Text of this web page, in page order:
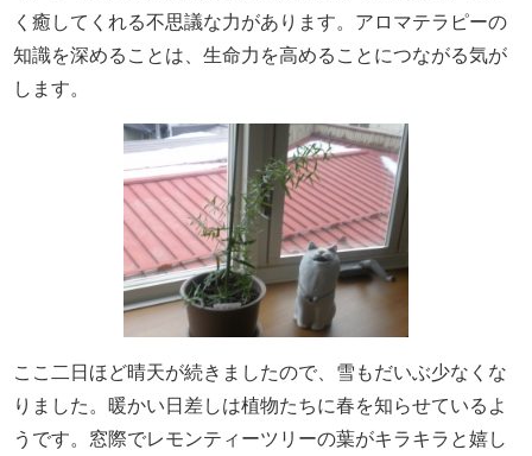
く癒してくれる不思議な力があります。アロマテラピーの
知識を深めることは、生命力を高めることにつながる気が
します。
ここ二日ほど晴天が続きましたので、雪もだいぶ少なくな
りました。暖かい日差しは植物たちに春を知らせているよ
うです。窓際でレモンティーツリーの葉がキラキラと嬉し